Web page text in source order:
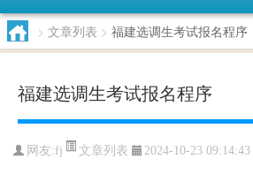
> 文章列表 > 福建选调生考试报名程序
福建选调生考试报名程序
网友:fj 文章列表 2024-10-23 09:14:43